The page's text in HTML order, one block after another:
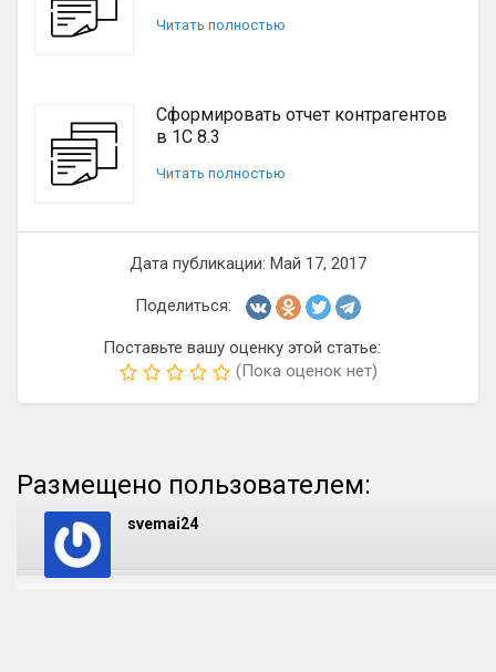
Читать полностью
Сформировать отчет контрагентов
в 1С 8.3
Читать полностью
Дата публикации: Май 17, 2017
Поделиться:
Поставьте вашу оценку этой статье:
(Пока оценок нет)
Размещено пользователем:
svemai24